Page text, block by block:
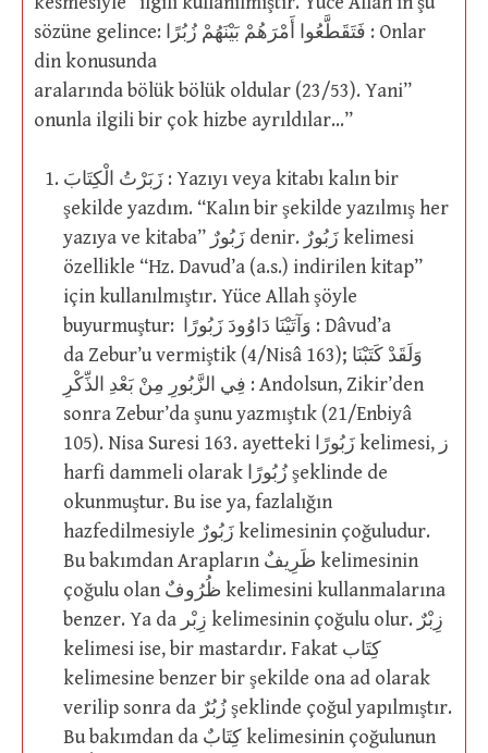
sözüne gelince: فَتَقَطَّعُوا أَمْرَهُمْ بَيْنَهُمْ زُبُرًا : Onlar
din konusunda
aralarında bölük bölük oldular (23/53). Yani”
onunla ilgili bir çok hizbe ayrıldılar…”
زَبَرْتُ الْكِتَابَ : Yazıyı veya kitabı kalın bir
şekilde yazdım. “Kalın bir şekilde yazılmış her
yazıya ve kitaba” زَبُورٌ denir. زَبُورٌ kelimesi
özellikle “Hz. Davud’a (a.s.) indirilen kitap”
için kullanılmıştır. Yüce Allah şöyle
buyurmuştur: وَآتَيْنَا دَاوُودَ زَبُورًا : Dâvud’a
da Zebur’u vermiştik (4/Nisâ 163); وَلَقَدْ كَتَبْنَا
فِي الزَّبُورِ مِنْ بَعْدِ الذِّكْرِ : Andolsun, Zikir’den
sonra Zebur’da şunu yazmıştık (21/Enbiyâ
105). Nisa Suresi 163. ayetteki زَبُورًا kelimesi, ز
harfi dammeli olarak زُبُورًا şeklinde de
okunmuştur. Bu ise ya, fazlalığın
hazfedilmesiyle زَبُورٌ kelimesinin çoğuludur.
Bu bakımdan Arapların ظَرِيفٌ kelimesinin
çoğulu olan ظُرُوفٌ kelimesini kullanmalarına
benzer. Ya da زِبْر kelimesinin çoğulu olur. زِبْرٌ
kelimesi ise, bir mastardır. Fakat كِتَاب
kelimesine benzer bir şekilde ona ad olarak
verilip sonra da زُبُرٌ şeklinde çoğul yapılmıştır.
Bu bakımdan da كِتَابٌ kelimesinin çoğulunun